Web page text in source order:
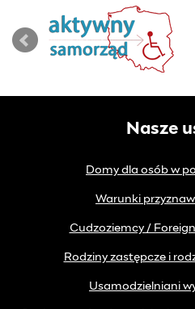
Nasze
Domy dla osób w
Warunki
Cudzoziemcy /
Rodziny zastępcze i
Usamodzielniani